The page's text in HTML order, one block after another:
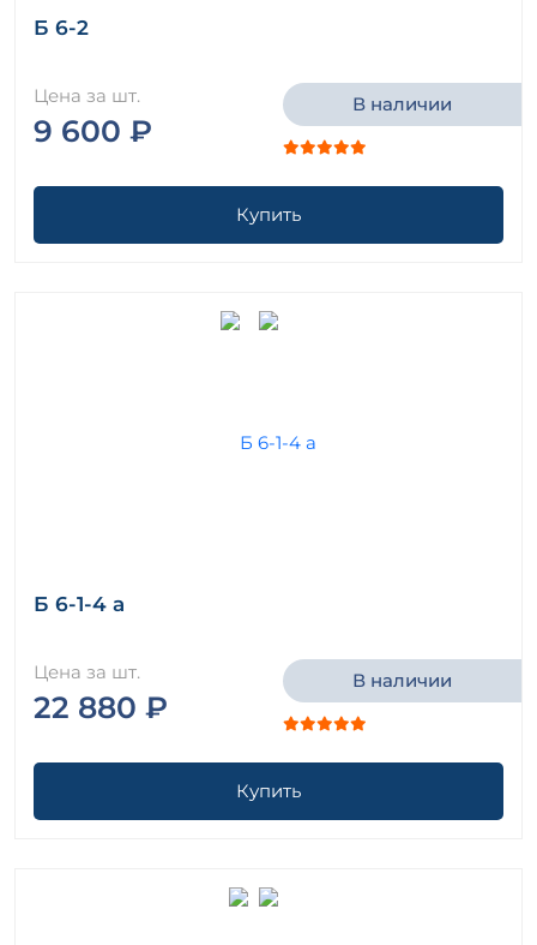
Б 6-2
Цена за шт.
9 600 ₽
В наличии
Купить
Б 6-1-4 а
Цена за шт.
22 880 ₽
В наличии
Купить